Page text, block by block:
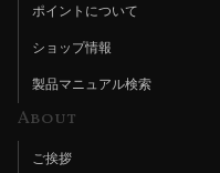
ポイントについて
ショップ情報
製品マニュアル検索
About
ご挨拶